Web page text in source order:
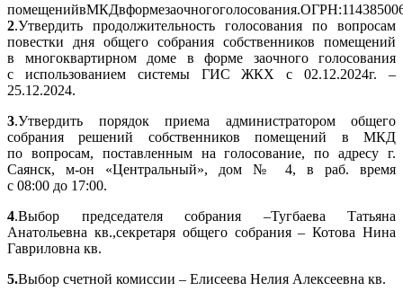
2.Утвердить продолжительность голосования по вопросам
повестки дня общего собрания собственников помещений
в многоквартирном доме в форме заочного голосования
с использованием системы ГИС ЖКХ с 02.12.2024г. –
25.12.2024.
3.Утвердить порядок приема администратором общего
собрания решений собственников помещений в МКД
по вопросам, поставленным на голосование, по адресу г.
Саянск, м-он «Центральный», дом № 4, в раб. время
с 08:00 до 17:00.
4.Выбор председателя собрания –Тугбаева Татьяна
Анатольевна кв.,секретаря общего собрания – Котова Нина
Гавриловна кв.
5.Выбор счетной комиссии – Елисеева Нелия Алексеевна кв.